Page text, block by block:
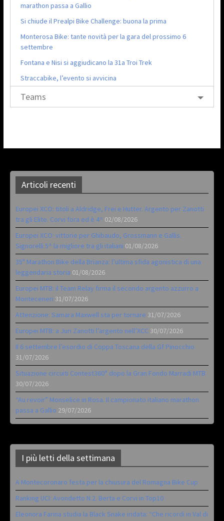
marathon passa a Gallio
Si chiude il Prealpi Bike Challenge: buona la prima
Monterosa Bike: tante novità per la gara del prossimo 6
settembre
Fontana e Nisi si aggiudicano la 31a Troi Trek
Straccabike, l’evento si avvicina
Teams
Articoli recenti
Europei XCO: titoli a Aldridge, Frei e Hutter. Argento per Zanotti
tra gli Elite. Corvi fora ed è 4^ 02/08/2026
Europei XCO: vittorie per Ghibaudo, Grossmann e Gallis.
Signorelli 5^ la migliore tra gli italiani 01/08/2026
35ª Marathon Bike della Brianza: l’ultima sfida agonistica di una
leggendaria storia 01/08/2026
Europei MTB: il Team Relay firma il secondo argento azzurro a
Monteceneri 31/07/2026
Attenzione: Samara Maxwell sta per tornare 31/07/2026
Europei MTB: a Juri Zanotti l’argento nell’XCC 30/07/2026
Il 6 settembre l’esordio di Coppa Toscana della Gf Pinocchio
31/07/2026
Situazione circuiti Contest360° dopo la Gran Fondo Marradi MTB
30/07/2026
“Au revoir” Monselice in Rosa. Il campionato italiano marathon
passa a Gallio 29/07/2026
I più letti della settimana
A Montecoronaro festa per la chiusura del Romagna Bike Cup
Ranking UCI: Avondetto N.2. Berta e Corvi in Top10
Eleonora Farina studia la Black Snake iridata: “Che ricordi in Val di